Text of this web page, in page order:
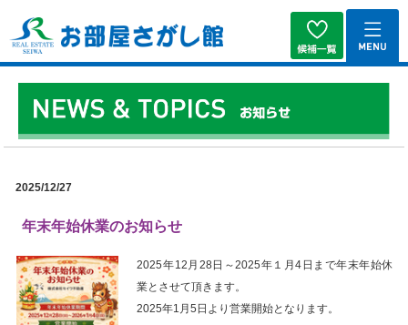
2025/12/27
年末年始休業のお知らせ
2025年12月28日～2025年１月4日まで年末年始休
業とさせて頂きます。
2025年1月5日より営業開始となります。